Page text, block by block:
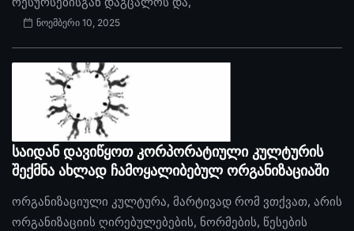
ნოემბერი 10, 2025
საიდან დავიწყოთ კორპორატიული კულტურის
შექმნა ახლად ჩამოყალიბებულ ორგანიზაციაში
ორგანიზაციული კულტურა, მარტივად რომ ვთქვათ, არის
ორგანიზაციის ღირებულებების, ნორმების, წესების